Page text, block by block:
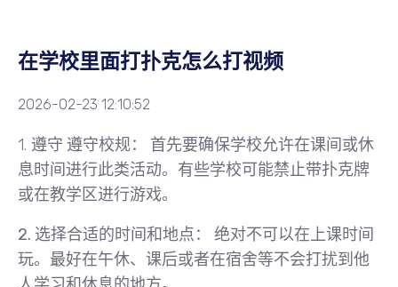
在学校里面打扑克怎么打视频
2026-02-23 12:10:52
1. 遵守 遵守校规：
首先要确保学校允许在课间或休
息时间进行此类活动。有些学校可能禁止带扑克牌
或在教学区进行游戏。
2. 选择合适的时间和地点：
绝对不可以在上课时间
玩。最好在午休、课后或者在宿舍等不会打扰到他